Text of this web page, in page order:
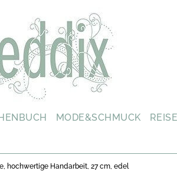
MODE&SCHMUCK REISE
hochwertige Handarbeit, 27 cm, edel